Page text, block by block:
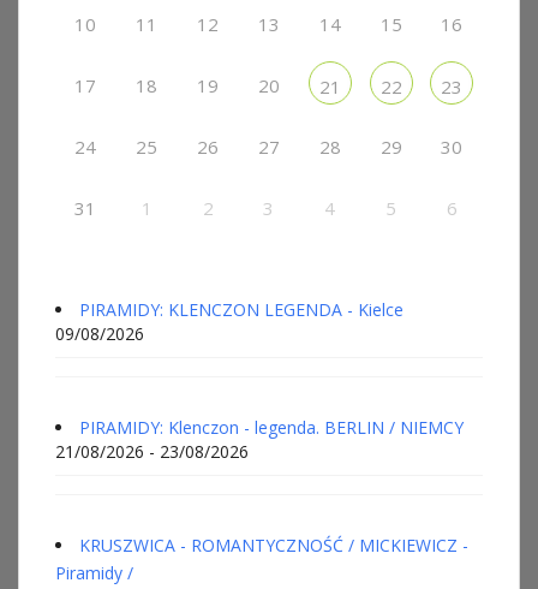
10 11 12 13 14 15 16
17 18 19 20 21 22 23
24 25 26 27 28 29 30
31 1 2 3 4 5 6
PIRAMIDY: KLENCZON LEGENDA - Kielce
09/08/2026
PIRAMIDY: Klenczon - legenda. BERLIN / NIEMCY
21/08/2026 - 23/08/2026
KRUSZWICA - ROMANTYCZNOŚĆ / MICKIEWICZ -
Piramidy /